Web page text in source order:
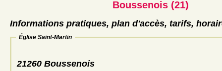
Boussenois (21)
Informations pratiques, plan d'accès, tarifs,
Église Saint-Martin
21260 Boussenois